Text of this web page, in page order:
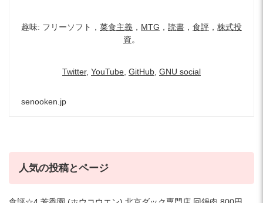
趣味: フリーソフト， 菜食主義 ， MTG ， 読書 ， 食評 ， 株式投
資。
Twitter, YouTube GitHub GNU social
senooken.jp
人気の投稿とページ